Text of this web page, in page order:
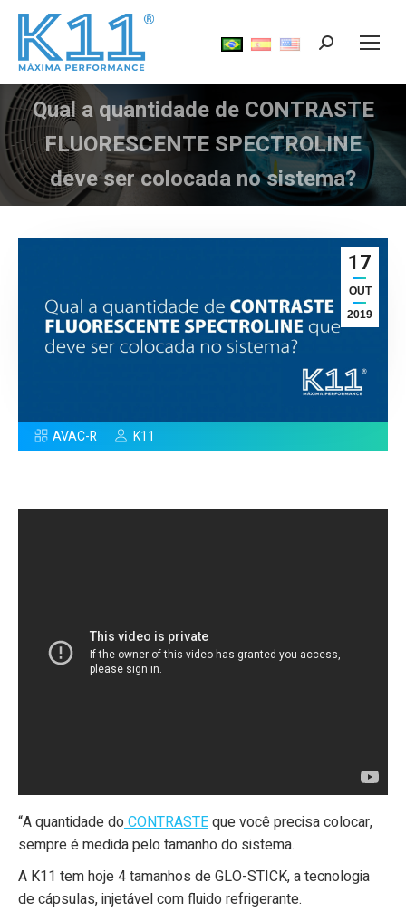
Search:
Qual a quantidade de CONTRASTE
FLUORESCENTE SPECTROLINE
deve ser colocada no sistema?
Você está aqui:
17
OUT
2019
AVAC-R K11
“A quantidade doCONTRASTEque você precisa colocar,
sempre é medida pelo tamanho do sistema.
A K11 tem hoje 4 tamanhos de GLO-STICK, a tecnologia
de cápsulas, injetável com fluido refrigerante.